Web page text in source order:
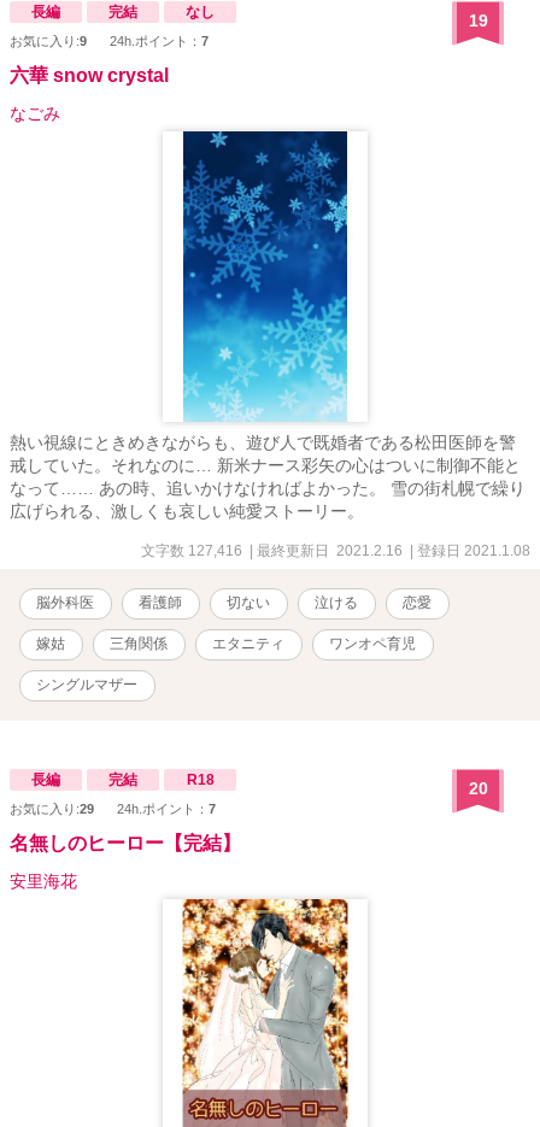
長編 完結 なし
お気に入り:9 24h.ポイント： 7
19
六華 snow crystal
なごみ
熱い視線にときめきながらも、遊び人で既婚者である松田医師を警
戒していた。それなのに… 新米ナース彩矢の心はついに制御不能と
なって…… あの時、追いかけなければよかった。 雪の街札幌で繰り
広げられる、激しくも哀しい純愛ストーリー。
文字数 127,416 | 最終更新日 2021.2.16 | 登録日 2021.1.08
脳外科医 看護師 切ない 泣ける 恋愛
嫁姑 三角関係 エタニティ ワンオペ育児
シングルマザー
長編 完結 R18
お気に入り:29 24h.ポイント： 7
20
名無しのヒーロー【完結】
安里海花